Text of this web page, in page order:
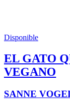
Disponible
EL GATO
VEGANO
SANNE